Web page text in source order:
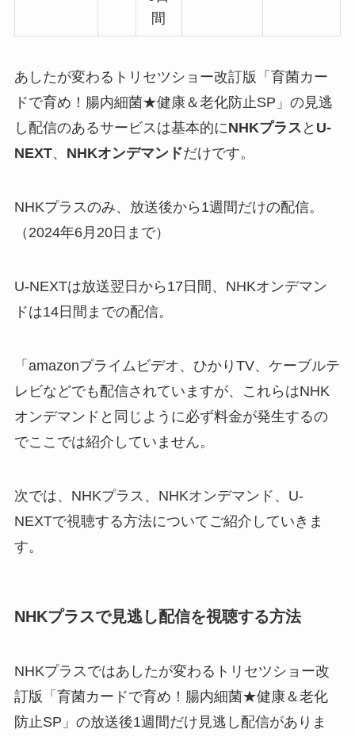
間
あしたが変わるトリセツショー改訂版「育菌カー
ドで育め！腸内細菌★健康＆老化防止SP」の見逃
し配信のあるサービスは基本的にNHKプラス と U-
NEXT、 NHKオンデマンドだけです。
NHKプラスのみ、放送後から1週間だけの配信。
（2024年6月20日まで）
U-NEXTは放送翌日から17日間、NHKオンデマン
ドは14日間までの配信。
「amazonプライムビデオ、ひかりTV、ケーブルテ
レビなどでも配信されていますが、これらはNHK
オンデマンドと同じように必ず料金が発生するの
でここでは紹介していません。
次では、NHKプラス、NHKオンデマンド、U-
NEXTで視聴する方法についてご紹介していきま
す。
NHKプラスで見逃し配信を視聴する方法
NHKプラスではあしたが変わるトリセツショー改
訂版「育菌カードで育め！腸内細菌★健康＆老化
防止SP」の放送後1週間だけ見逃し配信がありま